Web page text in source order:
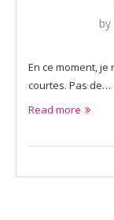
by
En ce moment,
courtes. Pas de…
Read more